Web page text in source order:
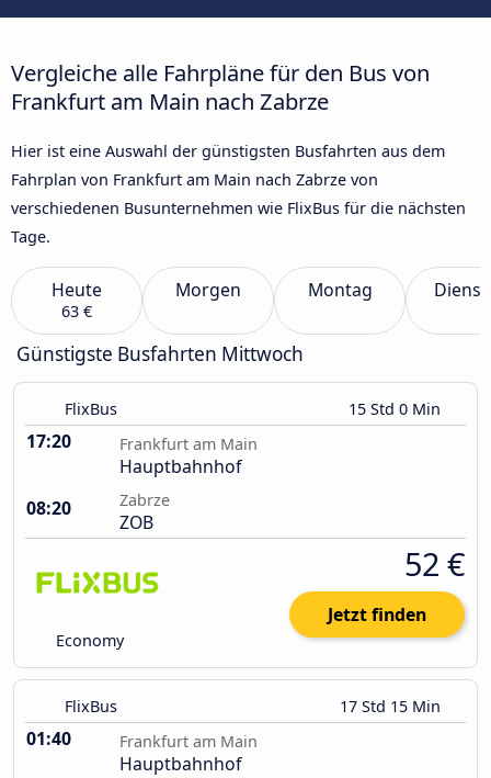
Vergleiche alle Fahrpläne für den Bus von
Frankfurt am Main nach Zabrze
Hier ist eine Auswahl der günstigsten Busfahrten aus dem
Fahrplan von Frankfurt am Main nach Zabrze von
verschiedenen Busunternehmen wie FlixBus für die nächsten
Tage.
Heute
63 €
Morgen Montag
Günstigste Busfahrten Mittwoch
FlixBus 15 Std 0 Min
17:20 Frankfurt am Main
Hauptbahnhof
08:20
Zabrze
ZOB
Economy
52 €
Jetzt finden
FlixBus 17 Std 15 Min
01:40 Frankfurt am Main
Hauptbahnhof